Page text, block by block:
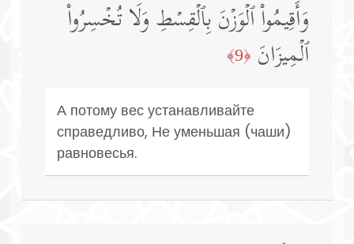
وَأَقِیمُوا۟ ٱلۡوَزۡنَ بِٱلۡقِسۡطِ وَلَا تُخۡسِرُوا۟
ٱلۡمِیزَانَ ﴿9﴾
А потому вес устанавливайте
справедливо, Не уменьшая (чаши)
равновесья.